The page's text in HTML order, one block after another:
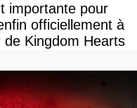
importante pour
officiellement à
de Kingdom Hearts